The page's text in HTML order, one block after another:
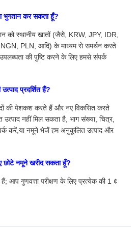
भुगतान कर सकता हूँ?
को स्थानीय खातों (जैसे, KRW, JPY, IDR,
PLN, आदि) के माध्यम से समर्थन करते
की पुष्टि करने के लिए हमसे संपर्क
प्रदर्शित हैं?
की पेशकश करते हैं और नए विकसित करते
नहीं मिल सकता है, भाग संख्या, चित्र,
करें,या नमूने भेजें हम अनुकूलित उत्पाद और
छोटे नमूने खरीद सकता हूँ?
आप गुणवत्ता परीक्षण के लिए प्रत्येक की 1 ¢